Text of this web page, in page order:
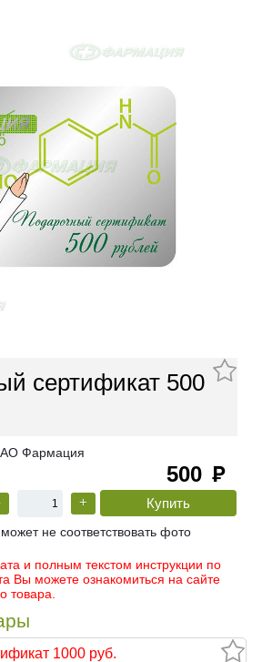
сертификат 500
Фармация
500 руб
+
не соответствовать фото
и полным текстом инструкции по
Вы можете ознакомиться на сайте
товара.
1000 руб.